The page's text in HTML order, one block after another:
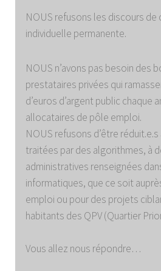
NOUS refusons les discours de
individuelle permanente.
NOUS n’avons pas besoin des
prestataires privées qui
d’euros d’argent public chaque
allocataires de pôle emploi.
NOUS refusons d’être
traitées par des algorithmes, à
administratives renseignées
informatiques, que ce soit
emploi ou pour des projets
habitants des QPV (Quartier
Vous allez nous répondre…